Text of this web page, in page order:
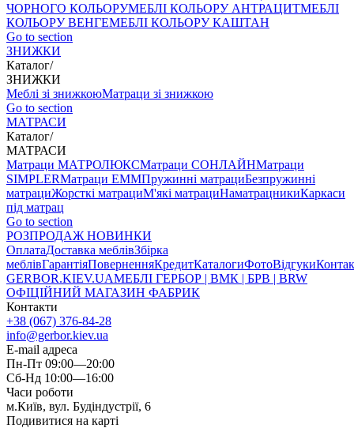
ЧОРНОГО КОЛЬОРУМЕБЛІ КОЛЬОРУ АНТРАЦИТМЕБЛІ
КОЛЬОРУ ВЕНГЕМЕБЛІ КОЛЬОРУ КАШТАН
Go to section
ЗНИЖКИ
Каталог/
ЗНИЖКИ
Меблі зі знижкоюМатраци зі знижкою
Go to section
МАТРАСИ
Каталог/
МАТРАСИ
Матраци МАТРОЛЮКСМатраци СОНЛАЙНМатраци
SIMPLERМатраци ЕММПружинні матрациБезпружинні
матрациЖорсткі матрациМ'які матрациНаматрацникиКаркаси
під матрац
Go to section
РОЗПРОДАЖ НОВИНКИ
ОплатаДоставка меблівЗбірка
меблівГарантіяПоверненняКредитКаталогиФотоВідгуки
GERBOR.KIEV.UAМЕБЛI ГЕРБОР | ВМК | БРВ | BRW
ОФІЦІЙНИЙ МАГАЗИН ФАБРИК
Контакти
+38 (067) 376-84-28
info@gerbor.kiev.ua
E-mail адреса
Пн-Пт 09:00—20:00
Сб-Нд 10:00—16:00
Часи роботи
м.Київ, вул. Будіндустрії, 6
Подивитися на карті